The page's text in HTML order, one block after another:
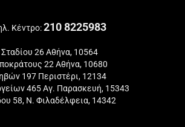
Κέντρο:210 8225983
Σταδίου 26 Αθήνα, 10564
22 Αθήνα, 10680
197 Περιστέρι, 12134
465 Αγ. Παρασκευή, 15343
58, Ν. Φιλαδέλφεια, 14342